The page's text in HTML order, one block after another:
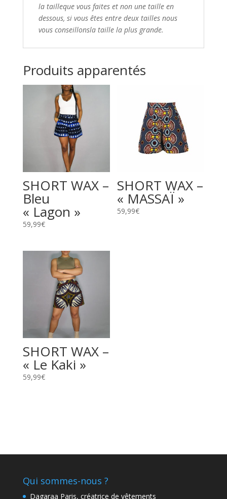
la tailleque vous faites et non une taille en
dessous, si vous êtes entre deux tailles nous
vous conseillonsla taille la plus grande.
Produits apparentés
SHORT WAX –
Bleu
« Lagon »
59,99€
SHORT WAX –
« MASSAÏ »
59,99€
SHORT WAX –
« Le Kaki »
59,99€
Qui sommes-nous ?
Dagaraa Paris, créatrice de vêtements